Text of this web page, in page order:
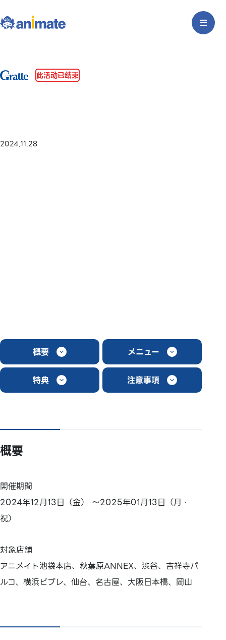
此活动已结束
2024.11.28
概要 メニュー
特典 注意事項
概要
開催期間
2024年12月13日（金） ～2025年01月13日（月・
祝）
対象店舗
アニメイト池袋本店、秋葉原ANNEX、渋谷、吉祥寺パ
ルコ、横浜ビブレ、仙台、名古屋、大阪日本橋、岡山